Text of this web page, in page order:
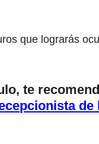
que lograrás
te
de